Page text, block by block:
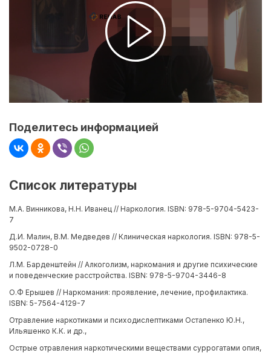
Поделитесь информацией
Список литературы
М.А. Винникова, Н.Н. Иванец // Наркология. ISBN: 978-5-9704-5423-
7
Д.И. Малин, В.М. Медведев // Клиническая наркология. ISBN: 978-5-
9502-0728-0
Л.М. Барденштейн // Алкоголизм, наркомания и другие психические
и поведенческие расстройства. ISBN: 978-5-9704-3446-8
О.Ф Ерышев // Наркомания: проявление, лечение, профилактика.
ISBN: 5-7564-4129-7
Отравление наркотиками и психодислептиками Остапенко Ю.Н.,
Ильяшенко К.К. и др.,
Острые отравления наркотическими веществами суррогатами опия,